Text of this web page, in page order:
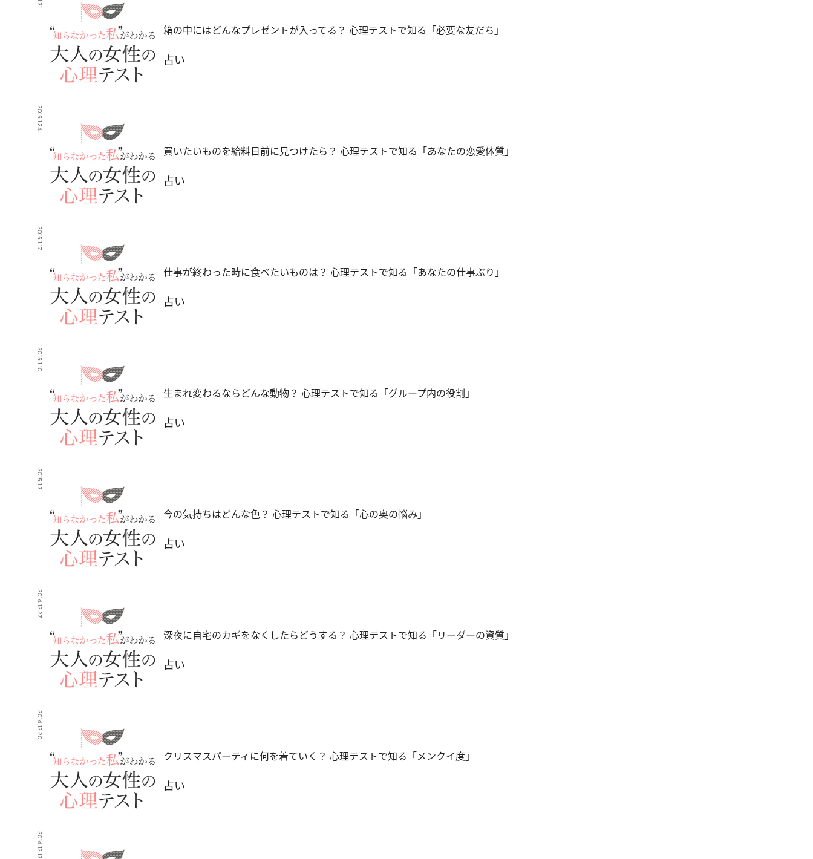
箱の中にはどんなプレゼントが入ってる？ 心理テストで知る「必要な友だち」
占い
2015.1.24
買いたいものを給料日前に見つけたら？ 心理テストで知る「あなたの恋愛体質」
占い
2015.1.17
仕事が終わった時に食べたいものは？ 心理テストで知る「あなたの仕事ぶり」
占い
2015.1.10
生まれ変わるならどんな動物？ 心理テストで知る「グループ内の役割」
占い
2015.1.3
今の気持ちはどんな色？ 心理テストで知る「心の奥の悩み」
占い
2014.12.27
深夜に自宅のカギをなくしたらどうする？ 心理テストで知る「リーダーの資質」
占い
2014.12.20
クリスマスパーティに何を着ていく？ 心理テストで知る「メンクイ度」
占い
2014.12.13